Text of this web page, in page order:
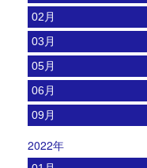
02月
03月
05月
06月
09月
2022年